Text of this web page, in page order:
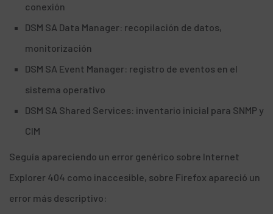
conexión
DSM SA Data Manager: recopilación de datos,
monitorización
DSM SA Event Manager: registro de eventos en el
sistema operativo
DSM SA Shared Services: inventario inicial para SNMP y
CIM
Seguía apareciendo un error genérico sobre Internet
Explorer 404 como inaccesible, sobre Firefox apareció un
error más descriptivo: